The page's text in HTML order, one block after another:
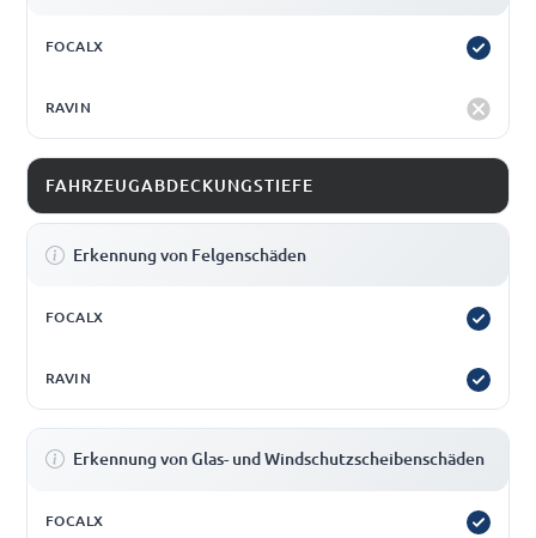
FAHRZEUGABDECKUNGSTIEFE
Erkennung von Felgenschäden
Erkennung von Glas- und Windschutzscheibenschäden